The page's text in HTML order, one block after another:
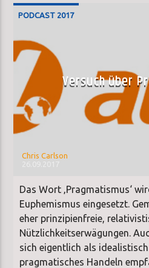
PODCAST 2017
Versuch über
Chris Carlson
Das Wort ‚Pragmatismus‘
Euphemismus eingesetzt.
eher prinzipienfreie,
Nützlichkeitserwägungen.
sich eigentlich als
pragmatisches Handeln